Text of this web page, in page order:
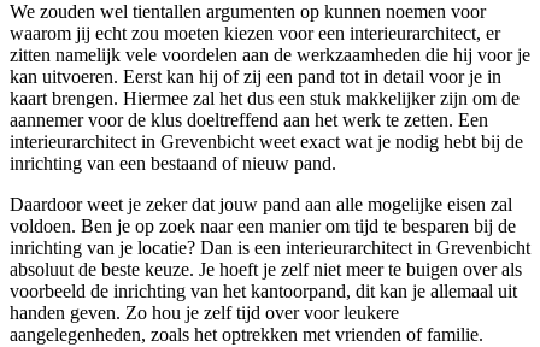
We zouden wel tientallen argumenten op kunnen noemen voor
waarom jij echt zou moeten kiezen voor een interieurarchitect, er
zitten namelijk vele voordelen aan de werkzaamheden die hij voor je
kan uitvoeren. Eerst kan hij of zij een pand tot in detail voor je in
kaart brengen. Hiermee zal het dus een stuk makkelijker zijn om de
aannemer voor de klus doeltreffend aan het werk te zetten. Een
interieurarchitect in Grevenbicht weet exact wat je nodig hebt bij de
inrichting van een bestaand of nieuw pand.
Daardoor weet je zeker dat jouw pand aan alle mogelijke eisen zal
voldoen. Ben je op zoek naar een manier om tijd te besparen bij de
inrichting van je locatie? Dan is een interieurarchitect in Grevenbicht
absoluut de beste keuze. Je hoeft je zelf niet meer te buigen over als
voorbeeld de inrichting van het kantoorpand, dit kan je allemaal uit
handen geven. Zo hou je zelf tijd over voor leukere
aangelegenheden, zoals het optrekken met vrienden of familie.